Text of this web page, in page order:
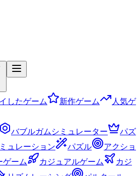
したゲーム 新作ゲーム
人気ゲ
バブルガムシミュレーター
パズ
ュレーション パズル
アクショ
ゲーム カジュアルゲーム
カジ